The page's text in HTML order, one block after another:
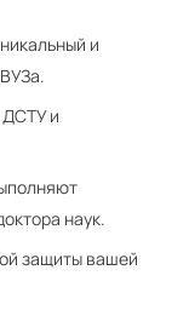
и
и
наук.
защиты вашей